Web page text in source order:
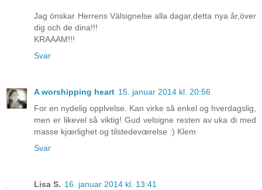
Jag önskar Herrens Välsignelse alla dagar,detta nya år,över
dig och de dina!!!
KRAAAM!!!
Svar
A worshipping heart 15. januar 2014 kl. 20:56
For en nydelig opplvelse. Kan virke så enkel og hverdagslig,
men er likevel så viktig! Gud velsigne resten av uka di med
masse kjœrlighet og tilstedevœrelse :) Klem
Svar
Lisa S. 16. januar 2014 kl. 13:41